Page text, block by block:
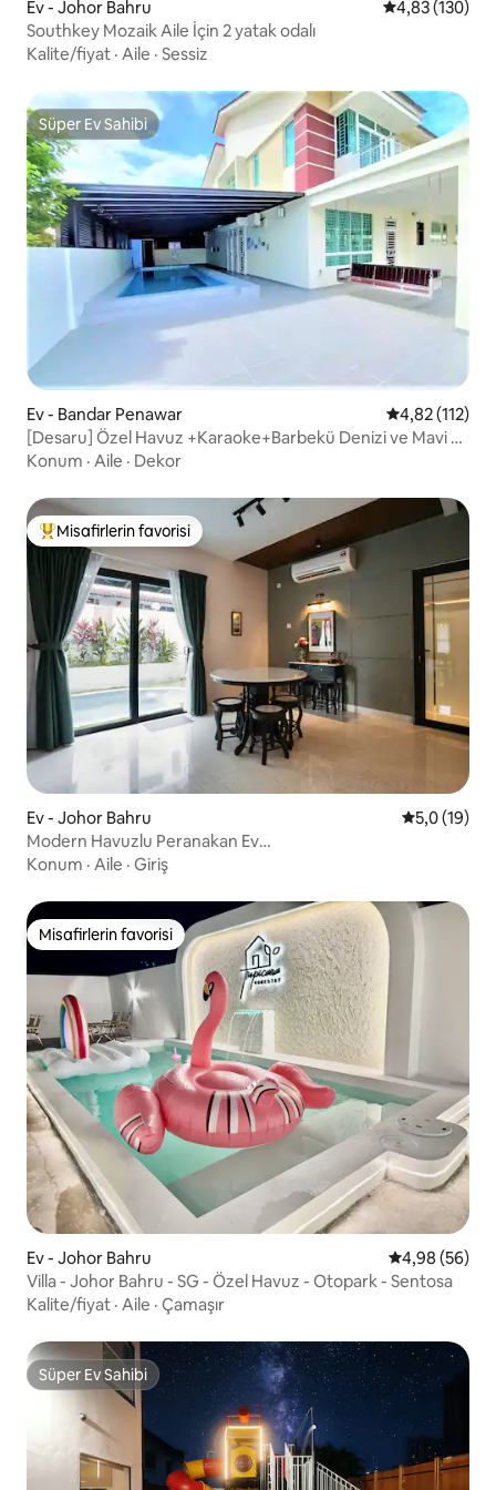
Ev - Johor Bahru 5 üzerinden
4,83 (130)
Southkey Mozaik Aile İçin 2 yatak odalı
Kalite/fiyat · Aile · Sessiz
Süper Ev Sahibi
Süper Ev Sahibi
Ev - Bandar Penawar 5 üzerinden
4,82 (112)
[Desaru] Özel Havuz +Karaoke+Barbekü Denizi ve Mavi Ev
Konaklaması
Konum · Aile · Dekor
Misafirlerin favorilerinden en beğenilenler arasında
Misafirlerin favorisi
Ev - Johor Bahru 55,0 (19)
Modern Havuzlu Peranakan Ev
@KSL/Pelangi『HALCYON』
Konum · Aile · Giriş
Misafirlerin favorisi
Misafirlerin favorisi
Ev - Johor Bahru 5 üzerinden
4,98 (56)
Villa - Johor Bahru - SG - Özel Havuz - Otopark - Sentosa
Kalite/fiyat · Aile · Çamaşır
Süper Ev Sahibi
Süper Ev Sahibi